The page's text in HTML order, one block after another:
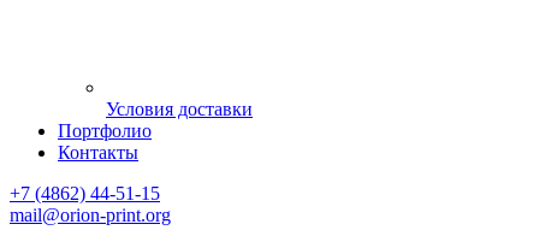
Условия доставки
Портфолио
Контакты
+7 (4862) 44-51-15
mail@orion-print.org